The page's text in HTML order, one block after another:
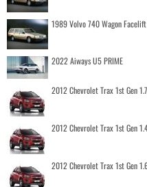
1989 Volvo 740 Wagon
2022 Aiways U5 PRIME
2012 Chevrolet Trax 1st Gen
2012 Chevrolet Trax 1st Gen
2012 Chevrolet Trax 1st Gen